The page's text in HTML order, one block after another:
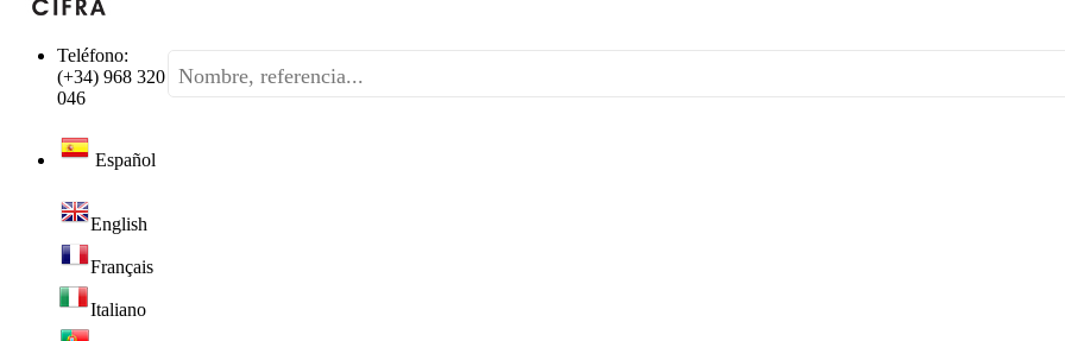
Teléfono:
(+34) 968 320
046
Español
English
Français
Italiano